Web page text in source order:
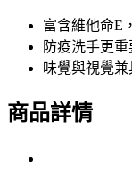
富含維他命E
防疫洗手更重
味覺與視覺
商品詳情